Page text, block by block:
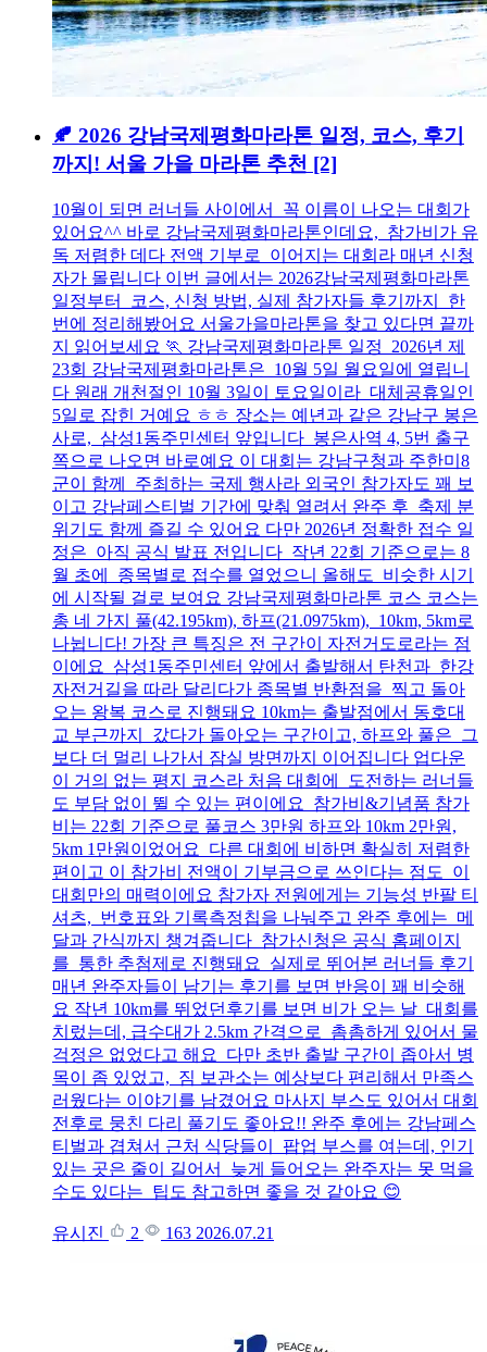
🍂 2026 강남국제평화마라톤 일정, 코스, 후기
까지! 서울 가을 마라톤 추천 [2]
10월이 되면 러너들 사이에서 꼭 이름이 나오는 대회가
있어요^^ 바로 강남국제평화마라톤인데요, 참가비가 유
독 저렴한 데다 전액 기부로 이어지는 대회라 매년 신청
자가 몰립니다 이번 글에서는 2026강남국제평화마라톤
일정부터 코스, 신청 방법, 실제 참가자들 후기까지 한
번에 정리해봤어요 서울가을마라톤을 찾고 있다면 끝까
지 읽어보세요 🏃 강남국제평화마라톤 일정 2026년 제
23회 강남국제평화마라톤은 10월 5일 월요일에 열립니
다 원래 개천절인 10월 3일이 토요일이라 대체공휴일인
5일로 잡힌 거예요 ㅎㅎ 장소는 예년과 같은 강남구 봉은
사로, 삼성1동주민센터 앞입니다 봉은사역 4, 5번 출구
쪽으로 나오면 바로예요 이 대회는 강남구청과 주한미8
군이 함께 주최하는 국제 행사라 외국인 참가자도 꽤 보
이고 강남페스티벌 기간에 맞춰 열려서 완주 후 축제 분
위기도 함께 즐길 수 있어요 다만 2026년 정확한 접수 일
정은 아직 공식 발표 전입니다 작년 22회 기준으로는 8
월 초에 종목별로 접수를 열었으니 올해도 비슷한 시기
에 시작될 걸로 보여요 강남국제평화마라톤 코스 코스는
총 네 가지 풀(42.195km), 하프(21.0975km), 10km, 5km로
나뉩니다! 가장 큰 특징은 전 구간이 자전거도로라는 점
이에요 삼성1동주민센터 앞에서 출발해서 탄천과 한강
자전거길을 따라 달리다가 종목별 반환점을 찍고 돌아
오는 왕복 코스로 진행돼요 10km는 출발점에서 동호대
교 부근까지 갔다가 돌아오는 구간이고, 하프와 풀은 그
보다 더 멀리 나가서 잠실 방면까지 이어집니다 업다운
이 거의 없는 평지 코스라 처음 대회에 도전하는 러너들
도 부담 없이 뛸 수 있는 편이에요 참가비&기념품 참가
비는 22회 기준으로 풀코스 3만원 하프와 10km 2만원,
5km 1만원이었어요 다른 대회에 비하면 확실히 저렴한
편이고 이 참가비 전액이 기부금으로 쓰인다는 점도 이
대회만의 매력이에요 참가자 전원에게는 기능성 반팔 티
셔츠, 번호표와 기록측정칩을 나눠주고 완주 후에는 메
달과 간식까지 챙겨줍니다 참가신청은 공식 홈페이지
를 통한 추첨제로 진행돼요 실제로 뛰어본 러너들 후기
매년 완주자들이 남기는 후기를 보면 반응이 꽤 비슷해
요 작년 10km를 뛰었던후기를 보면 비가 오는 날 대회를
치렀는데, 급수대가 2.5km 간격으로 촘촘하게 있어서 물
걱정은 없었다고 해요 다만 초반 출발 구간이 좁아서 병
목이 좀 있었고, 짐 보관소는 예상보다 편리해서 만족스
러웠다는 이야기를 남겼어요 마사지 부스도 있어서 대회
전후로 뭉친 다리 풀기도 좋아요!! 완주 후에는 강남페스
티벌과 겹쳐서 근처 식당들이 팝업 부스를 여는데, 인기
있는 곳은 줄이 길어서 늦게 들어오는 완주자는 못 먹을
수도 있다는 팁도 참고하면 좋을 것 같아요 😊
유시진 2 163 2026.07.21